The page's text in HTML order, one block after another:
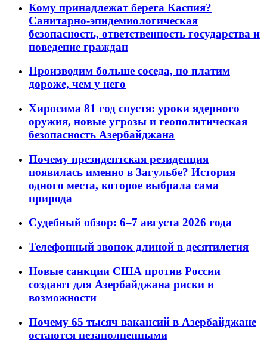
Кому принадлежат берега Каспия?
Санитарно-эпидемиологическая
безопасность, ответственность государства и
поведение граждан
Производим больше соседа, но платим
дороже, чем у него
Хиросима 81 год спустя: уроки ядерного
оружия, новые угрозы и геополитическая
безопасность Азербайджана
Почему президентская резиденция
появилась именно в Загульбе? История
одного места, которое выбрала сама
природа
Судебный обзор: 6–7 августа 2026 года
Телефонный звонок длиной в десятилетия
Новые санкции США против России
создают для Азербайджана риски и
возможности
Почему 65 тысяч вакансий в Азербайджане
остаются незаполненными